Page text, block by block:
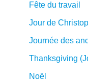
Fête du travail
Jour de
Journée des
Noël